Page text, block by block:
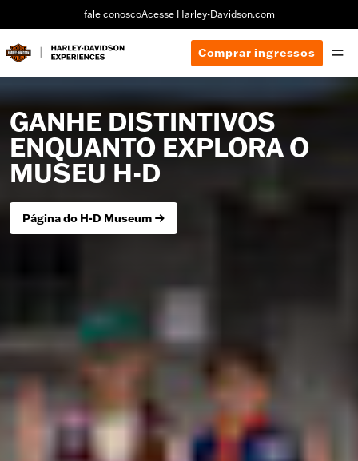
fale conoscoAcesse Harley-Davidson.com
Comprar ingressos
GANHE DISTINTIVOS
ENQUANTO EXPLORA O
MUSEU H-D
Página do H-D Museum